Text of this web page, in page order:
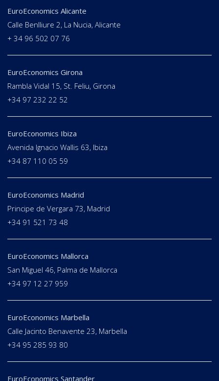
EuroEconomics Alicante
Calle Benlliure 2, La Nucia, Alicante
+ 34 96 502 07 76
EuroEconomics Girona
Rambla Vidal 15, St. Feliu, Girona
+34 97 232 22 52
EuroEconomics Ibiza
Avenida Ignacio Wallis 63, Ibiza
+34 87 110 05 59
EuroEconomics Madrid
Principe de Vergara 73, Madrid
+34 91 521 73 48
EuroEconomics Mallorca
San Miguel 46, Palma de Mallorca
+34 97 12 27 959
EuroEconomics Marbella
Calle Jacinto Benavente 23, Marbella
+34 95 285 93 80
EuroEconomics Santander